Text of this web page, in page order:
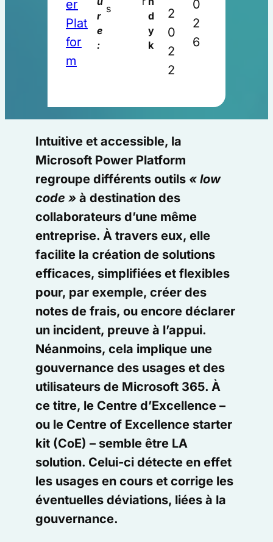
er
Plat
for
m
r
e
:
s
d
y
k
2
0
2
2
0
2
6
Intuitive et accessible, la
Microsoft Power Platform
regroupe différents outils « low
code » à destination des
collaborateurs d’une même
entreprise. À travers eux, elle
facilite la création de solutions
efficaces, simplifiées et flexibles
pour, par exemple, créer des
notes de frais, ou encore déclarer
un incident, preuve à l’appui.
Néanmoins, cela implique une
gouvernance des usages et des
utilisateurs de Microsoft 365. À
ce titre, le Centre d’Excellence –
ou le Centre of Excellence starter
kit (CoE) – semble être LA
solution. Celui-ci détecte en effet
les usages en cours et corrige les
éventuelles déviations, liées à la
gouvernance.